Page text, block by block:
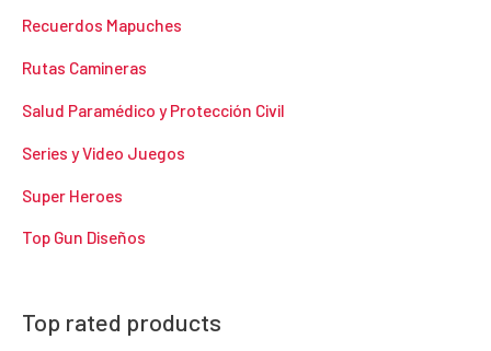
Recuerdos Mapuches
Rutas Camineras
Salud Paramédico y Protección Civil
Series y Video Juegos
Super Heroes
Top Gun Diseños
Top rated products